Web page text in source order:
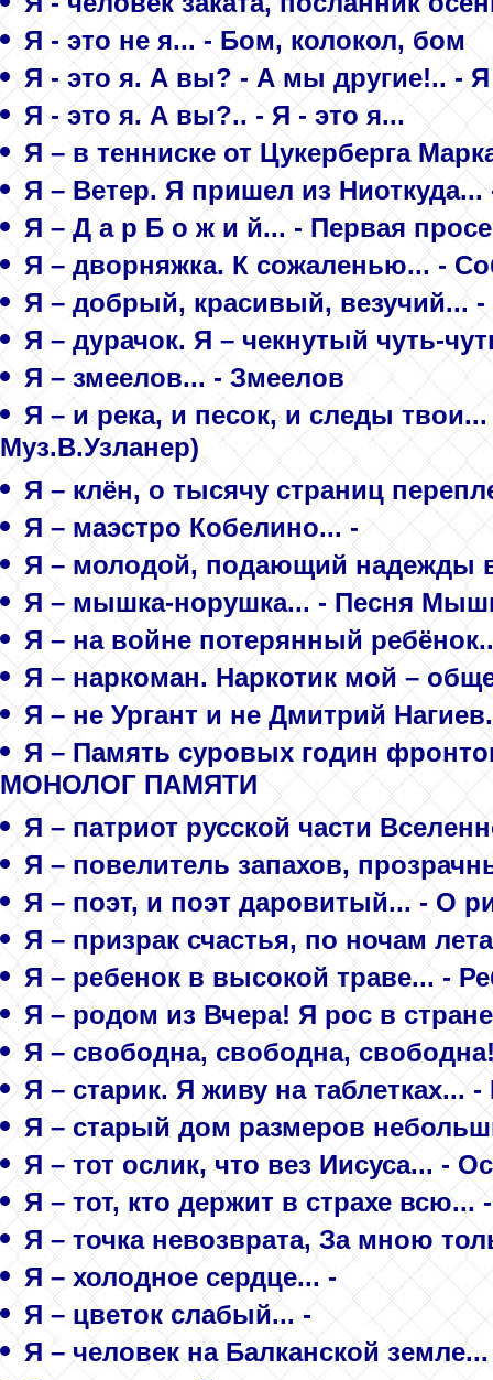
Я - это не я... - Бом, колокол, бом
Я - это я. А вы? - А мы другие!.. - Я
Я - это я. А вы?.. - Я - это я...
Я – в тенниске от Цукерберга
Я – Ветер. Я пришел из Ниоткуда...
Я – Д а р Б о ж и й... - Первая
Я – дворняжка. К сожаленью... -
Я – добрый, красивый, везучий...
Я – дурачок. Я – чекнутый чуть-
Я – змеелов... - Змеелов
Я – и река, и песок, и следы
Муз.В.Узланер)
Я – клён, о тысячу страниц
Я – маэстро Кобелино... -
Я – молодой, подающий надежды
Я – мышка-норушка... - Песня
Я – на войне потерянный
Я – наркоман. Наркотик мой –
Я – не Ургант и не Дмитрий
Я – Память суровых годин
МОНОЛОГ ПАМЯТИ
Я – патриот русской части
Я – повелитель запахов,
Я – поэт, и поэт даровитый... - О
Я – призрак счастья, по ночам
Я – ребенок в высокой траве... -
Я – родом из Вчера! Я рос в
Я – свободна, свободна,
Я – старик. Я живу на таблетках...
Я – старый дом размеров
Я – тот ослик, что вез Иисуса... -
Я – тот, кто держит в страхе
Я – точка невозврата, За мною
Я – холодное сердце... -
Я – цветок слабый... -
Я – человек на Балканской